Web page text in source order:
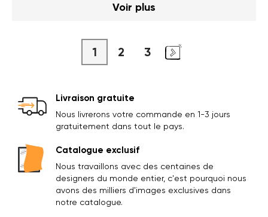
Voir plus
1 2 3
Livraison gratuite
Nous livrerons votre commande en 1-3 jours
gratuitement dans tout le pays.
Catalogue exclusif
Nous travaillons avec des centaines de
designers du monde entier, c'est pourquoi nous
avons des milliers d'images exclusives dans
notre catalogue.